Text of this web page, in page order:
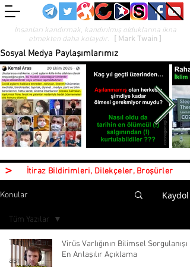
İnsanları kandırmak, kandırılmış olduklarına ikna
etmekten daha kolaydır.
[ Mark Twain ]
Sosyal Medya Paylaşımlarımız
İtiraz Bildirimleri, Dilekçeler, Broşürler
>
Konular Kaydol
Tüm Yazılar
aşı
Tüm Yazılar
Virüs Varlığının Bilimsel Sorgulanışı |
En Anlaşılır Açıklama